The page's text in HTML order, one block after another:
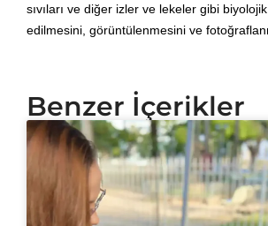
sıvıları ve diğer izler ve lekeler gibi
edilmesini, görüntülenmesini ve
Benzer İçerikler